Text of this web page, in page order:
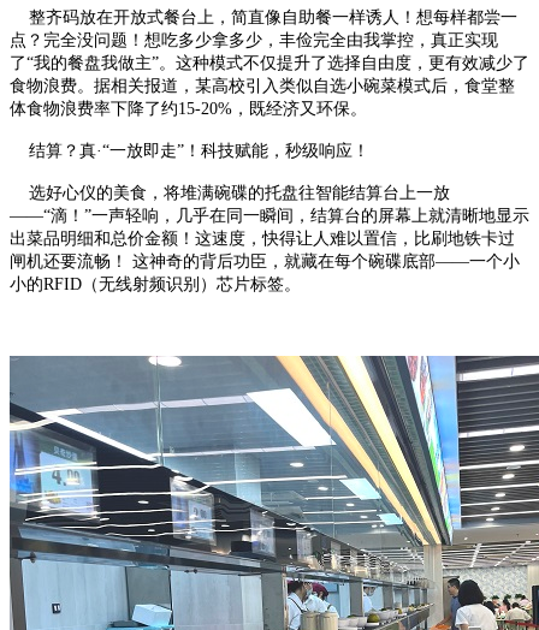
整齐码放在开放式餐台上，简直像自助餐一样诱人！想每样都尝一
点？完全没问题！想吃多少拿多少，丰俭完全由我掌控，真正实现
了“我的餐盘我做主”。这种模式不仅提升了选择自由度，更有效减少了
食物浪费。据相关报道，某高校引入类似自选小碗菜模式后，食堂整
体食物浪费率下降了约15-20%，既经济又环保。
结算？真·“一放即走”！科技赋能，秒级响应！
选好心仪的美食，将堆满碗碟的托盘往智能结算台上一放
——“滴！”一声轻响，几乎在同一瞬间，结算台的屏幕上就清晰地显示
出菜品明细和总价金额！这速度，快得让人难以置信，比刷地铁卡过
闸机还要流畅！ 这神奇的背后功臣，就藏在每个碗碟底部——一个小
小的RFID（无线射频识别）芯片标签。